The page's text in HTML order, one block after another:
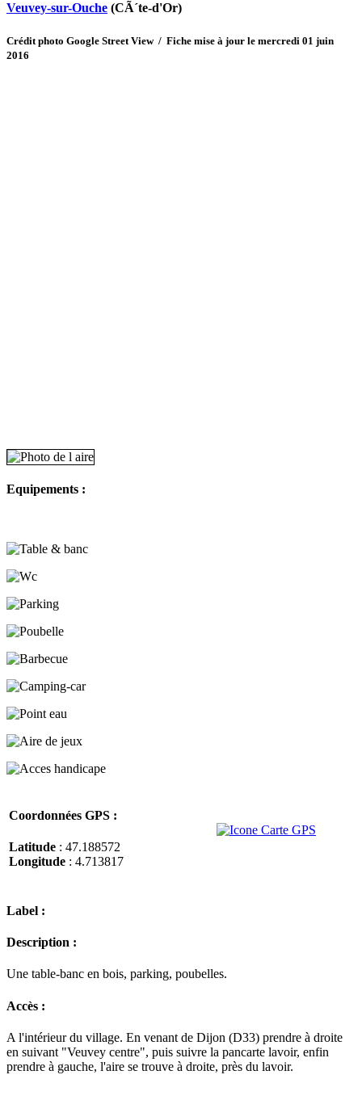
Veuvey-sur-Ouche (CÃ´te-d'Or)
Crédit photo Google Street View / Fiche mise à jour le mercredi 01 juin
2016
Equipements :
Coordonnées GPS :
Latitude : 47.188572
Longitude : 4.713817
Label :
Description :
Une table-banc en bois, parking, poubelles.
Accès :
A l'intérieur du village. En venant de Dijon (D33) prendre à droite
en suivant "Veuvey centre", puis suivre la pancarte lavoir, enfin
prendre à gauche, l'aire se trouve à droite, près du lavoir.